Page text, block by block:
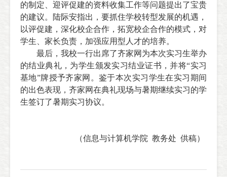
的制定、迎评促建的资料收集工作等问题提出了宝贵
的建议。陆际安指出，要抓住学校转型发展的机遇，
以评促建，深化校企合作，拓宽校企合作的模式，对
学生、家长负责，加强应用型人才的培养。
最后，我校一行出席了齐家网为本次实习生举办
的结业典礼，为学生颁发实习结业证书，并将“实习
基地”牌授予齐家网。鉴于本次实习学生在实习期间
的出色表现，齐家网在典礼现场与暑期继续实习的学
生签订了暑期实习协议。
（信息与计算机学院 教务处 供稿）